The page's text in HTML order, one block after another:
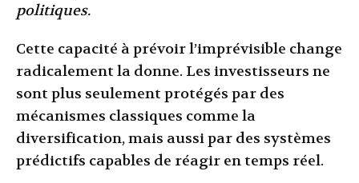
politiques.
Cette capacité à prévoir l’imprévisible change
radicalement la donne. Les investisseurs ne
sont plus seulement protégés par des
mécanismes classiques comme la
diversification, mais aussi par des systèmes
prédictifs capables de réagir en temps réel.